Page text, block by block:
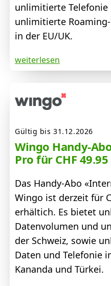
unlimitierte Telefonie
unlimitierte
in der EU/UK.
weiterlesen
Gültig bis 31.12.2026
Wingo Handy-
Pro für CHF
Das Handy-Abo
Wingo ist derzeit für
erhältich. Es bietet
Datenvolumen und
der Schweiz, sowie
Daten und Telefonie
Kananda und Türkei.